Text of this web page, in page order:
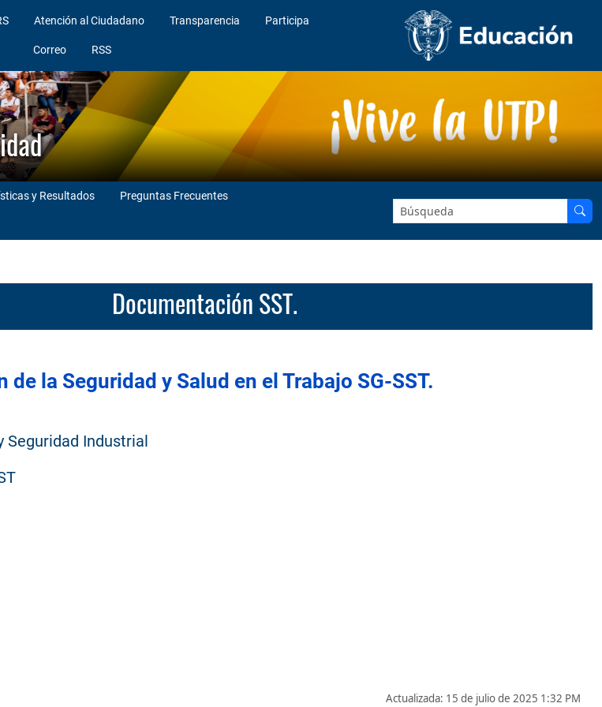
Atención al Ciudadano Transparencia Participa
Correo RSS
y Resultados Preguntas Frecuentes
Buscar en el sitio:
Documentación SST.
de la Seguridad y Salud en el Trabajo SG-SST.
Seguridad Industrial
Actualizada: 15 de julio de 2025 1:32 PM